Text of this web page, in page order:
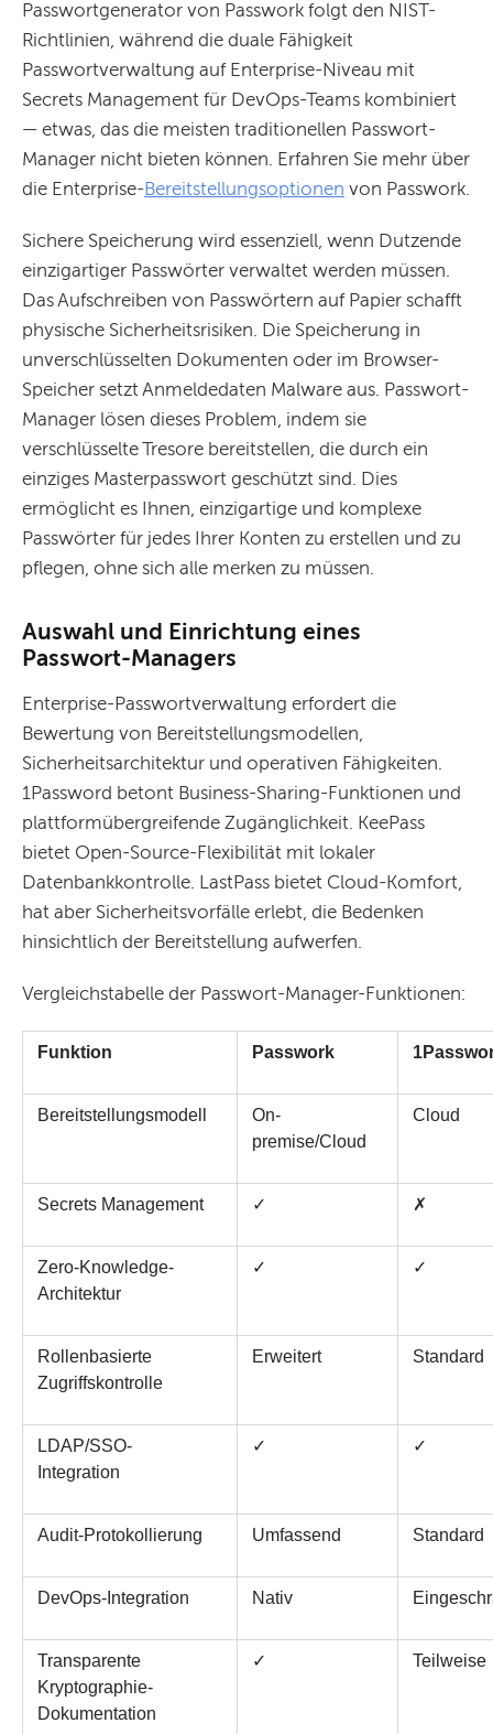
Passwortgenerator von Passwork folgt den NIST-
Richtlinien, während die duale Fähigkeit
Passwortverwaltung auf Enterprise-Niveau mit
Secrets Management für DevOps-Teams kombiniert
— etwas, das die meisten traditionellen Passwort-
Manager nicht bieten können. Erfahren Sie mehr über
die Enterprise-Bereitstellungsoptionen von Passwork.
Sichere Speicherung wird essenziell, wenn Dutzende
einzigartiger Passwörter verwaltet werden müssen.
Das Aufschreiben von Passwörtern auf Papier schafft
physische Sicherheitsrisiken. Die Speicherung in
unverschlüsselten Dokumenten oder im Browser-
Speicher setzt Anmeldedaten Malware aus. Passwort-
Manager lösen dieses Problem, indem sie
verschlüsselte Tresore bereitstellen, die durch ein
einziges Masterpasswort geschützt sind. Dies
ermöglicht es Ihnen, einzigartige und komplexe
Passwörter für jedes Ihrer Konten zu erstellen und zu
pflegen, ohne sich alle merken zu müssen.
Auswahl und Einrichtung eines
Passwort-Managers
Enterprise-Passwortverwaltung erfordert die
Bewertung von Bereitstellungsmodellen,
Sicherheitsarchitektur und operativen Fähigkeiten.
1Password betont Business-Sharing-Funktionen und
plattformübergreifende Zugänglichkeit. KeePass
bietet Open-Source-Flexibilität mit lokaler
Datenbankkontrolle. LastPass bietet Cloud-Komfort,
hat aber Sicherheitsvorfälle erlebt, die Bedenken
hinsichtlich der Bereitstellung aufwerfen.
Vergleichstabelle der Passwort-Manager-Funktionen:
Funktion Passwork
Bereitstellungsmodell
On-
premise/Cloud
Cloud
Secrets Management ✓ ✗
Zero-Knowledge-
Architektur
✓ ✓
Rollenbasierte
Zugriffskontrolle
Erweitert Standard
LDAP/SSO-
Integration
✓ ✓
Audit-Protokollierung Umfassend Standard
DevOps-Integration Nativ
Transparente
Kryptographie-
Dokumentation
✓ Teilweise